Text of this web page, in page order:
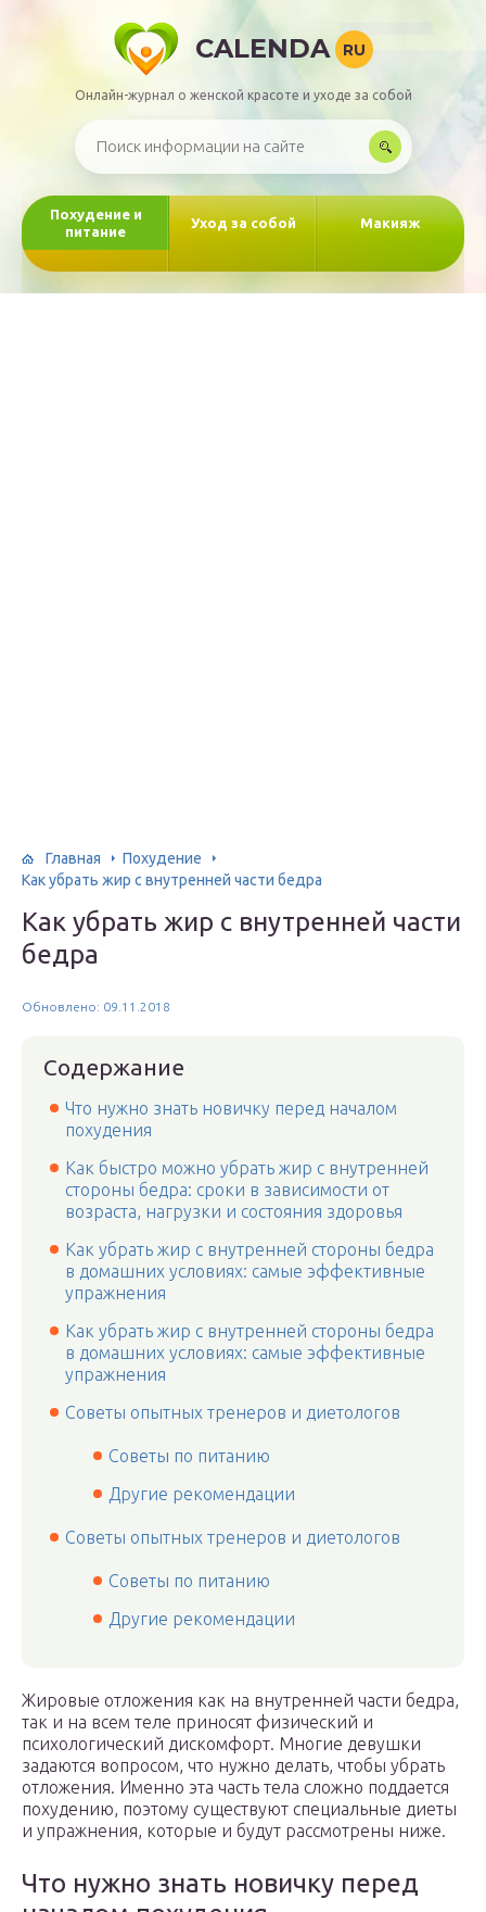
CALENDA RU
Онлайн-журнал о женской красоте и уходе за собой
Похудение и
питание
Уход за собой Макияж
Главная
Похудение
Как убрать жир с внутренней части бедра
Как убрать жир с внутренней части
бедра
Обновлено: 09.11.2018
Содержание
Что нужно знать новичку перед началом
похудения
Как быстро можно убрать жир с внутренней
стороны бедра: сроки в зависимости от
возраста, нагрузки и состояния здоровья
Как убрать жир с внутренней стороны бедра
в домашних условиях: самые эффективные
упражнения
Как убрать жир с внутренней стороны бедра
в домашних условиях: самые эффективные
упражнения
Советы опытных тренеров и диетологов
Советы по питанию
Другие рекомендации
Советы опытных тренеров и диетологов
Советы по питанию
Другие рекомендации
Жировые отложения как на внутренней части бедра,
так и на всем теле приносят физический и
психологический дискомфорт. Многие девушки
задаются вопросом, что нужно делать, чтобы убрать
отложения. Именно эта часть тела сложно поддается
похудению, поэтому существуют специальные диеты
и упражнения, которые и будут рассмотрены ниже.
Что нужно знать новичку перед